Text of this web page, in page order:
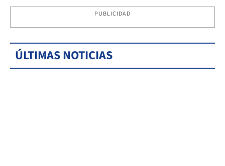
PUBLICIDAD
ÚLTIMAS NOTICIAS